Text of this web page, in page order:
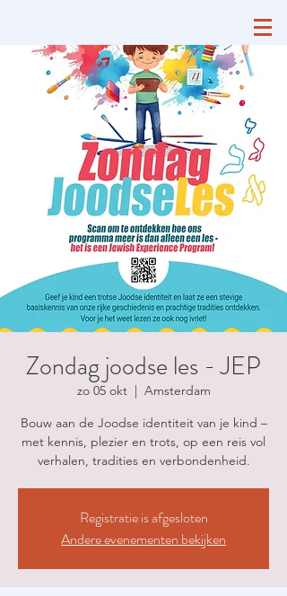
Zondag joodse les - JEP
zo 05 okt
  |
Amsterdam
Bouw aan de Joodse identiteit van je kind –
met kennis, plezier en trots, op een reis vol
verhalen, tradities en verbondenheid.
Registratie is afgesloten
Andere evenementen bekijken